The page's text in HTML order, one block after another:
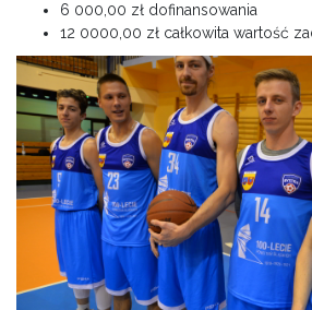
6 000,00 zł dofinansowania
12 0000,00 zł całkowita wartość